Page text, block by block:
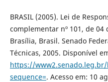
BRASIL (2005). Lei de
complementar nº 101, de 04
Brasília, Brasil. Senado
Técnicas, 2005. Disponível
https://
sequence=. Acesso em: 10